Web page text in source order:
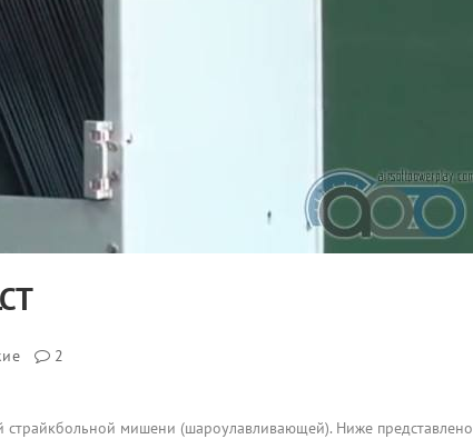
2
страйкбольной мишени (шароулавливающей). Ниже представлено